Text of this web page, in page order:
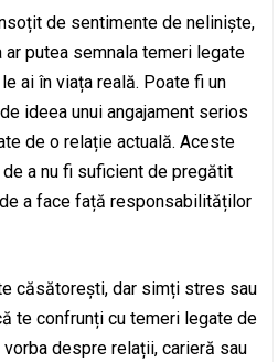
de sentimente de neliniște,
putea semnala temeri legate
ai în viața reală. Poate fi un
ideea unui angajament serios
de o relație actuală. Aceste
a nu fi suficient de pregătit
a face față responsabilităților
căsătorești, dar simți stres sau
te confrunți cu temeri legate de
despre relații, carieră sau